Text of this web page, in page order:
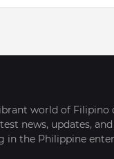
world of Filipino
news, updates,
in the Philippine